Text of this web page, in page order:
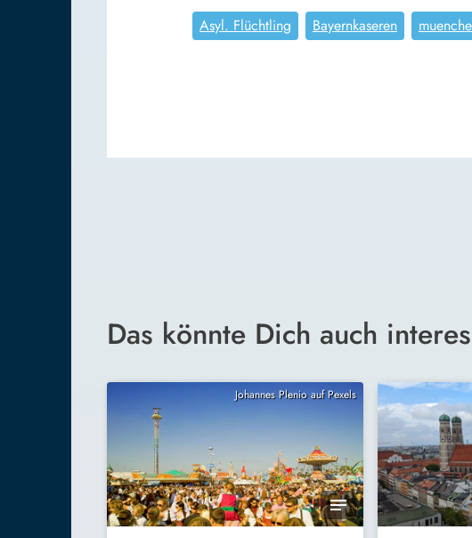
Asyl. Flüchtling Bayernkaseren
Das könnte Dich auch
Johannes Plenio auf Pexels